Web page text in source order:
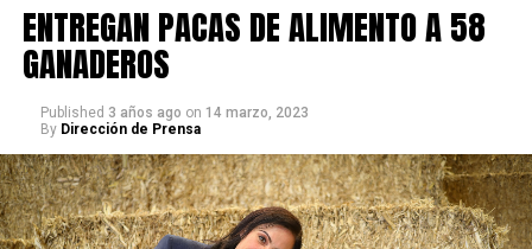
ENTREGAN PACAS DE ALIMENTO A 58
GANADEROS
Published 3 años ago on 14 marzo, 2023
By Dirección de Prensa